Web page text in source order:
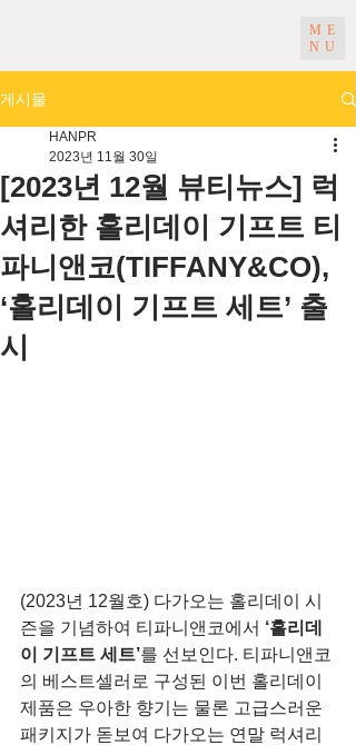
ME
NU
게시물
[2023년 12월 뷰티뉴스] 럭
셔리한 홀리데이 기프트 티
파니앤코(TIFFANY&CO),
‘홀리데이 기프트 세트’ 출
시
HANPR
2023년 11월 30일
(2023년 12월호) 다가오는 홀리데이 시
즌을 기념하여 티파니앤코에서 ‘홀리데
이 기프트 세트’를 선보인다. 티파니앤코
의 베스트셀러로 구성된 이번 홀리데이
제품은 우아한 향기는 물론 고급스러운
패키지가 돋보여 다가오는 연말 럭셔리